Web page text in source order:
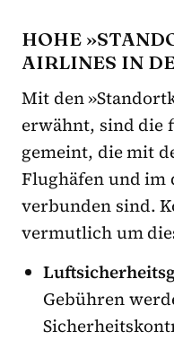
HOHE
AIRLINES IN
Mit den
erwähnt, sind die
gemeint, die mit
Flughäfen und im
verbunden sind.
vermutlich um
Gebühren